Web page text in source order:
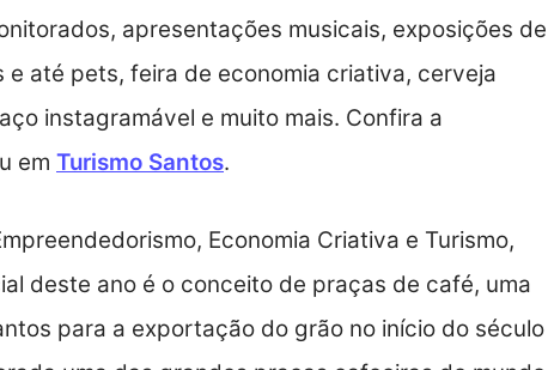
apresentações musicais, exposições de
até pets, feira de economia criativa, cerveja
instagramável e muito mais. Confira a
em Turismo Santos.
Economia Criativa e Turismo,
deste ano é o conceito de praças de café, uma
para a exportação do grão no início do século